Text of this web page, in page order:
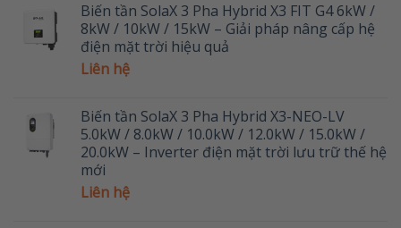
Biến tần SolaX 3 Pha Hybrid X3 FIT G4 6kW /
8kW / 10kW / 15kW – Giải pháp nâng cấp hệ
điện mặt trời hiệu quả
Liên hệ
Biến tần SolaX 3 Pha Hybrid X3-NEO-LV
5.0kW / 8.0kW / 10.0kW / 12.0kW / 15.0kW /
20.0kW – Inverter điện mặt trời lưu trữ thế hệ
mới
Liên hệ